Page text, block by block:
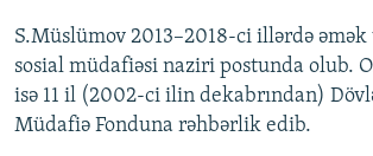
S.Müslümov 2013–2018-ci illərdə
sosial müdafiəsi naziri postunda olub.
isə 11 il (2002-ci ilin dekabrından)
Müdafiə Fonduna rəhbərlik edib.